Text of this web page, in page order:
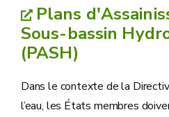
Plans
Sous-bassin
(PASH)
Dans le contexte de la
l’eau, les États membres